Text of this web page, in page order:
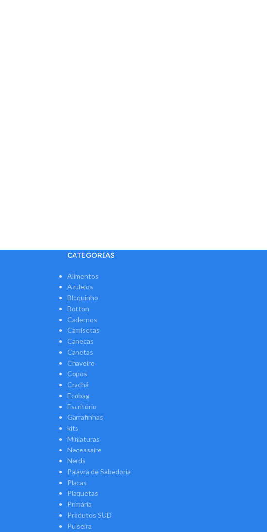
CATEGORIAS
Alimentos
Azulejos
Bloquinho
Botton
Cadernos
Camisetas
Canecas
Canetas
Chaveiro
Copos
Crachá
Ecobag
Escritório
Garrafinhas
kits
Miniaturas
Necessaire
Nerds
Palavra de Sabedoria
Placas
Plaquetas
Primária
Produtos SUD
Pulseira